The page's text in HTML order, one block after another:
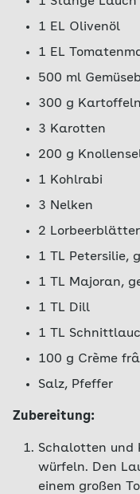
1 EL Olivenöl
1 EL
500 ml
300 g Kartoffeln
3 Karotten
200 g
1 Kohlrabi
3 Nelken
2 Lorbeerblätter
1 TL Petersilie,
1 TL Majoran,
1 TL Dill
1 TL
100 g Crème
Salz, Pfeffer
Zubereitung:
Schalotten und
würfeln. Den
einem großen